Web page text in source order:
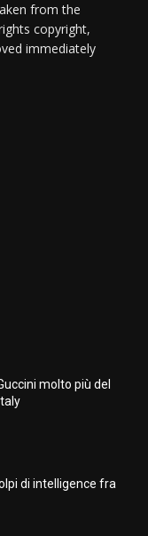
from the
copyright,
immediately
molto più del
di intelligence fra